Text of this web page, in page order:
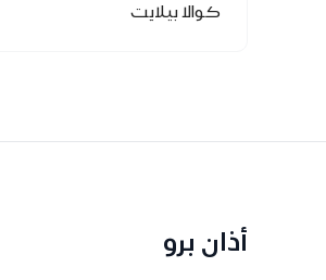
كوالا بيلايت
أذان برو